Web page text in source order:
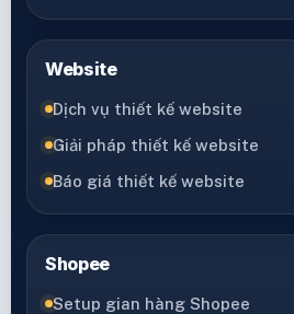
Website
Dịch vụ thiết kế website
Giải pháp thiết kế website
Báo giá thiết kế website
Shopee
Setup gian hàng Shopee